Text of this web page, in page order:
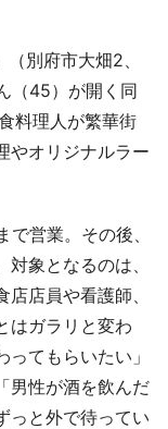
別府市大畑2、
（45）が開く同
料理人が繁華街
やオリジナルラー
営業。その後、
象となるのは、
店員や看護師、
はガラリと変わ
てもらいたい」
男性が酒を飲んだ
っと外で待ってい